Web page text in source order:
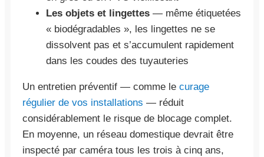
Les objets et lingettes — même étiquetées
« biodégradables », les lingettes ne se
dissolvent pas et s’accumulent rapidement
dans les coudes des tuyauteries
Un entretien préventif — comme le curage
régulier de vos installations — réduit
considérablement le risque de blocage complet.
En moyenne, un réseau domestique devrait être
inspecté par caméra tous les trois à cinq ans,